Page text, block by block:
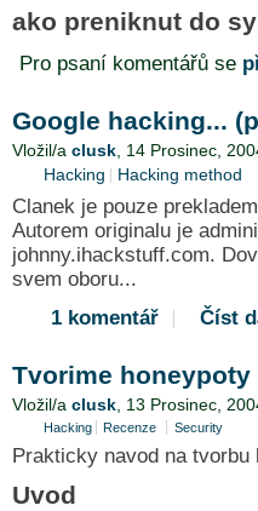
ako preniknut do
Pro psaní komentářů se
Google hacking...
Vložil/a clusk, 14 Prosinec,
Hacking
Hacking method
Clanek je pouze
Autorem originalu je
johnny.ihackstuff.com.
svem oboru...
1 komentář
Číst
Tvorime honeypoty
Vložil/a clusk, 13 Prosinec,
Hacking Recenze Security
Prakticky navod na
Uvod